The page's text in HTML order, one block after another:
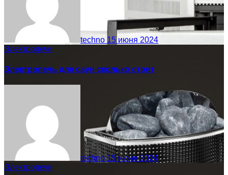
techno 15 июня 2024
Электропечи
Электропечь для саун сколько стоит
techno15 июня 2024
Электропечи